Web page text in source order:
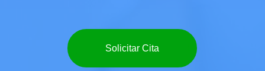
Solicitar Cita